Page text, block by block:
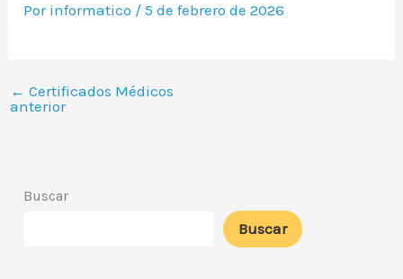
Por informatico /5 de febrero de 2026
← Certificados Médicos
anterior
Buscar
Buscar